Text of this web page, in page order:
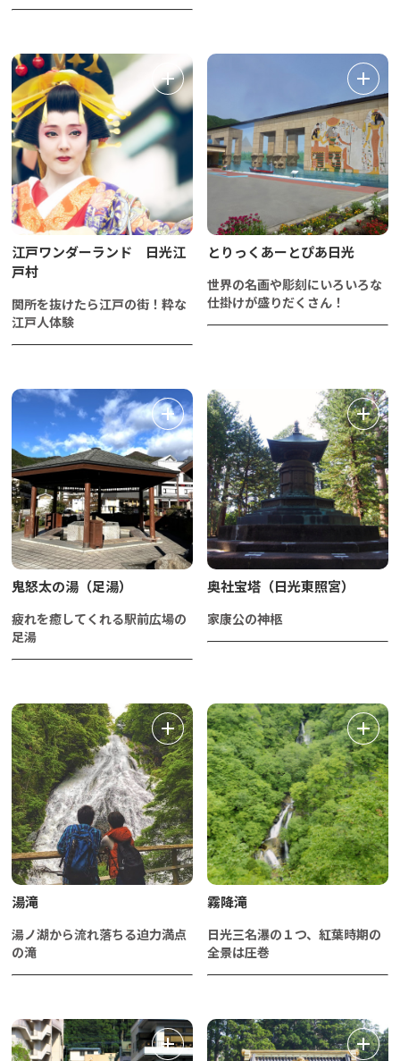
江戸ワンダーランド 日光江
戸村
関所を抜けたら江戸の街！粋な
江戸人体験
とりっくあーとぴあ日光
世界の名画や彫刻にいろいろな
仕掛けが盛りだくさん！
鬼怒太の湯（足湯）
疲れを癒してくれる駅前広場の
足湯
奥社宝塔（日光東照宮）
家康公の神柩
湯滝
湯ノ湖から流れ落ちる迫力満点
の滝
霧降滝
日光三名瀑の１つ、紅葉時期の
全景は圧巻